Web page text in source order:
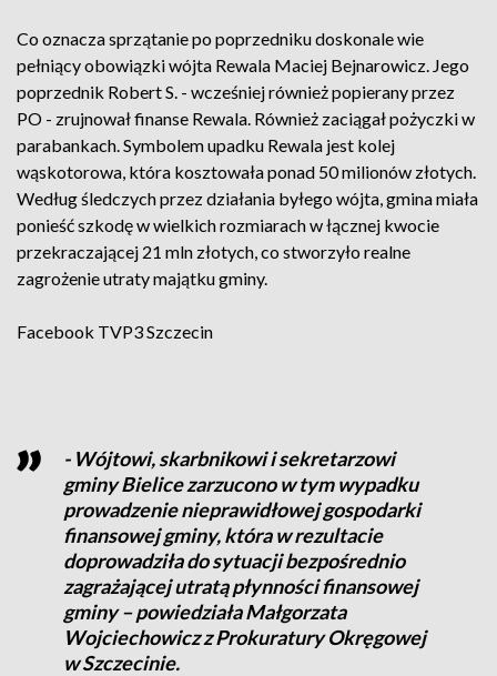
Co oznacza sprzątanie po poprzedniku doskonale wie
pełniący obowiązki wójta Rewala Maciej Bejnarowicz. Jego
poprzednik Robert S. - wcześniej również popierany przez
PO - zrujnował finanse Rewala. Również zaciągał pożyczki w
parabankach. Symbolem upadku Rewala jest kolej
wąskotorowa, która kosztowała ponad 50 milionów złotych.
Według śledczych przez działania byłego wójta, gmina miała
ponieść szkodę w wielkich rozmiarach w łącznej kwocie
przekraczającej 21 mln złotych, co stworzyło realne
zagrożenie utraty majątku gminy.
Facebook TVP3 Szczecin
- Wójtowi, skarbnikowi i sekretarzowi
gminy Bielice zarzucono w tym wypadku
prowadzenie nieprawidłowej gospodarki
finansowej gminy, która w rezultacie
doprowadziła do sytuacji bezpośrednio
zagrażającej utratą płynności finansowej
gminy – powiedziała Małgorzata
Wojciechowicz z Prokuratury Okręgowej
w Szczecinie.